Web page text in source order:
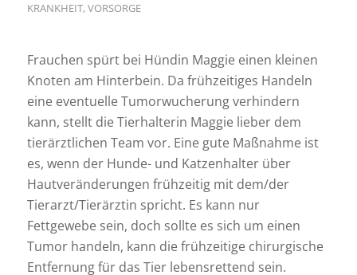
KRANKHEIT,VORSORGE
Frauchen spürt bei Hündin Maggie einen kleinen
Knoten am Hinterbein. Da frühzeitiges Handeln
eine eventuelle Tumorwucherung verhindern
kann, stellt die Tierhalterin Maggie lieber dem
tierärztlichen Team vor. Eine gute Maßnahme ist
es, wenn der Hunde- und Katzenhalter über
Hautveränderungen frühzeitig mit dem/der
Tierarzt/Tierärztin spricht. Es kann nur
Fettgewebe sein, doch sollte es sich um einen
Tumor handeln, kann die frühzeitige chirurgische
Entfernung für das Tier lebensrettend sein.